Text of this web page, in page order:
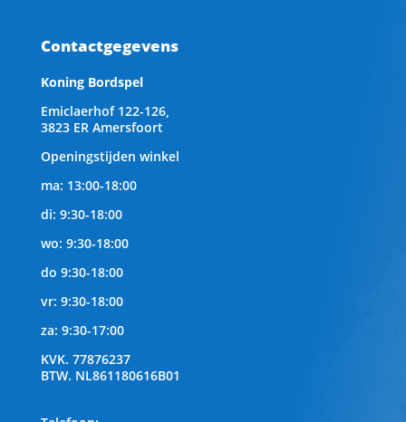
Contactgegevens
Koning Bordspel
Emiclaerhof 122-126,
3823 ER Amersfoort
Openingstijden winkel
ma: 13:00-18:00
di: 9:30-18:00
wo: 9:30-18:00
do 9:30-18:00
vr: 9:30-18:00
za: 9:30-17:00
KVK. 77876237
BTW. NL861180616B01